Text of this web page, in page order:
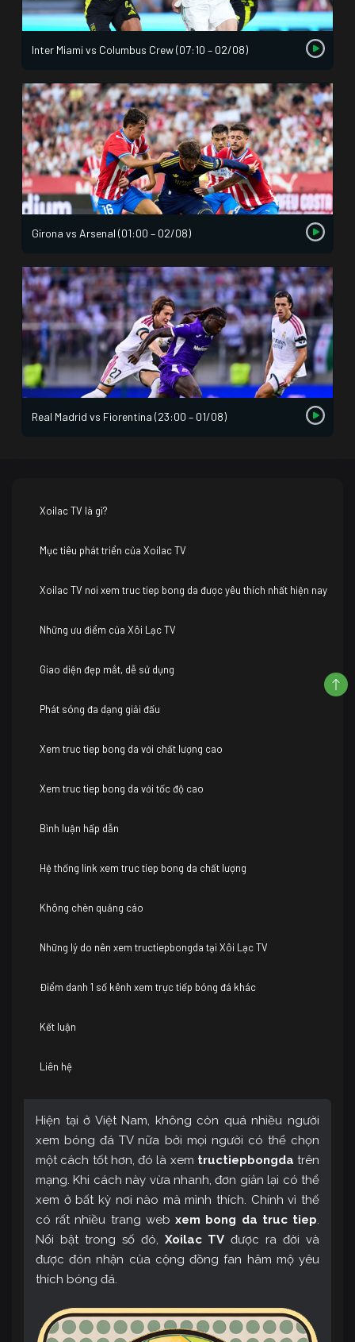
Inter Miami vs Columbus Crew (07:10 – 02/08)
Girona vs Arsenal (01:00 – 02/08)
Real Madrid vs Fiorentina (23:00 – 01/08)
Xoilac TV là gì?
Mục tiêu phát triển của Xoilac TV
Xoilac TV nơi xem truc tiep bong da được yêu thích nhất hiện nay
Những ưu điểm của Xôi Lạc TV
Giao diện đẹp mắt, dễ sử dụng
Phát sóng đa dạng giải đấu
Xem truc tiep bong da với chất lượng cao
Xem truc tiep bong da với tốc độ cao
Bình luận hấp dẫn
Hệ thống link xem truc tiep bong da chất lượng
Không chèn quảng cáo
Những lý do nên xem tructiepbongda tại Xôi Lạc TV
Điểm danh 1 số kênh xem trực tiếp bóng đá khác
Kết luận
Liên hệ
Hiện tại ở Việt Nam, không còn quá nhiều người
xem bóng đá TV nữa bởi mọi người có thể chọn
một cách tốt hơn, đó là xem tructiepbongda trên
mạng. Khi cách này vừa nhanh, đơn giản lại có thể
xem ở bất kỳ nơi nào mà mình thích. Chính vì thế
có rất nhiều trang webxem bong da truc tiep.
Nổi bật trong số đó, Xoilac TV được ra đời và
được đón nhận của cộng đồng fan hâm mộ yêu
thích bóng đá.